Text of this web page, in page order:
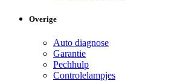
Overige
Auto diagnose
Garantie
Pechhulp
Controlelampjes